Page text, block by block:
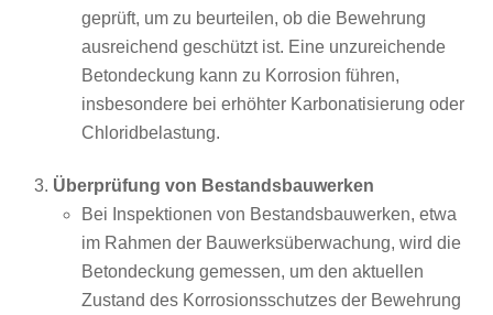
geprüft, um zu beurteilen, ob die Bewehrung
ausreichend geschützt ist. Eine unzureichende
Betondeckung kann zu Korrosion führen,
insbesondere bei erhöhter Karbonatisierung oder
Chloridbelastung.
Überprüfung von Bestandsbauwerken
Bei Inspektionen von Bestandsbauwerken, etwa
im Rahmen der Bauwerksüberwachung, wird die
Betondeckung gemessen, um den aktuellen
Zustand des Korrosionsschutzes der Bewehrung